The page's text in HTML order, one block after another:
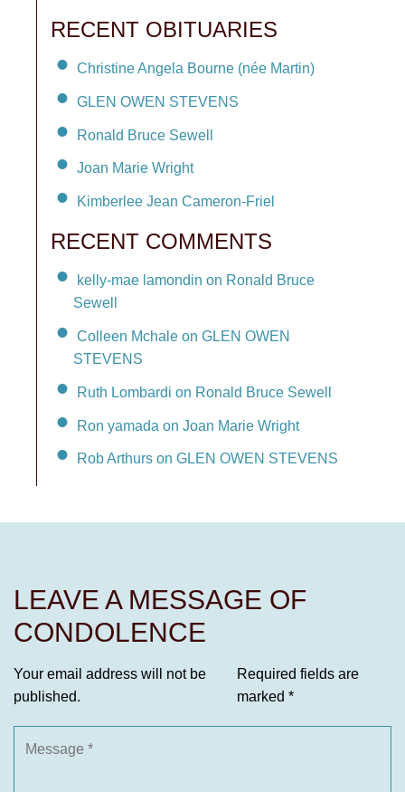
RECENT OBITUARIES
Christine Angela Bourne (née Martin)
GLEN OWEN STEVENS
Ronald Bruce Sewell
Joan Marie Wright
Kimberlee Jean Cameron-Friel
RECENT COMMENTS
kelly-mae lamondin on Ronald Bruce
Sewell
Colleen Mchale on GLEN OWEN
STEVENS
Ruth Lombardi on Ronald Bruce Sewell
Ron yamada on Joan Marie Wright
Rob Arthurs on GLEN OWEN STEVENS
LEAVE A MESSAGE OF
CONDOLENCE
Your email address will not be
published.
Required fields are
marked *